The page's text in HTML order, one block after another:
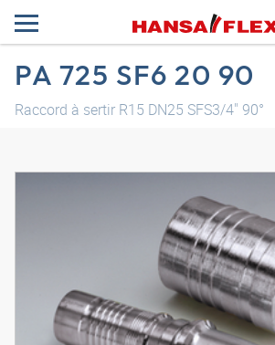
PA 725 SF6 20 90
Raccord à sertir R15 DN25 SFS3/4" 90°